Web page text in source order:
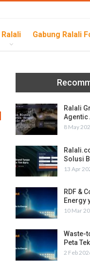
Ralali Gabung Ralali
Ralali
Agentic
8 May
Solusi
13 Apr
RDF &
Energy
10 Mar
Waste-
Peta
2 Feb